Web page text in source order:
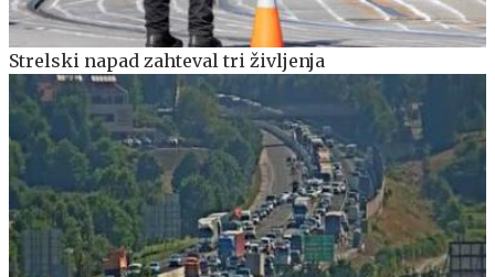
Strelski napad zahteval tri življenja